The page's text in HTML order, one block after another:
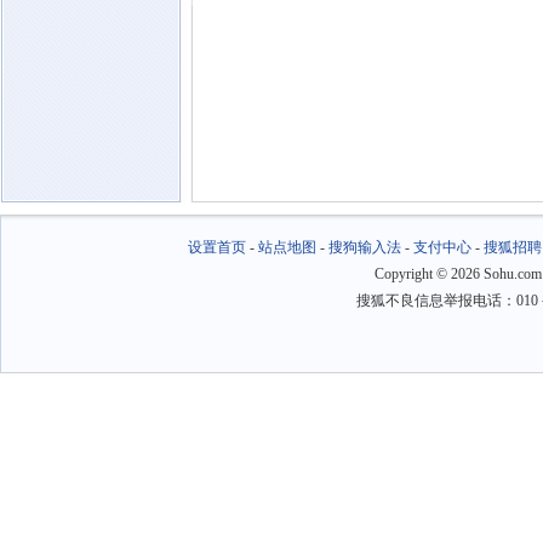
设置首页- 站点地图 - 搜狗输入法- 支付中心- 搜狐招聘
Copyright © 2026
搜狐不良信息举报电话：010